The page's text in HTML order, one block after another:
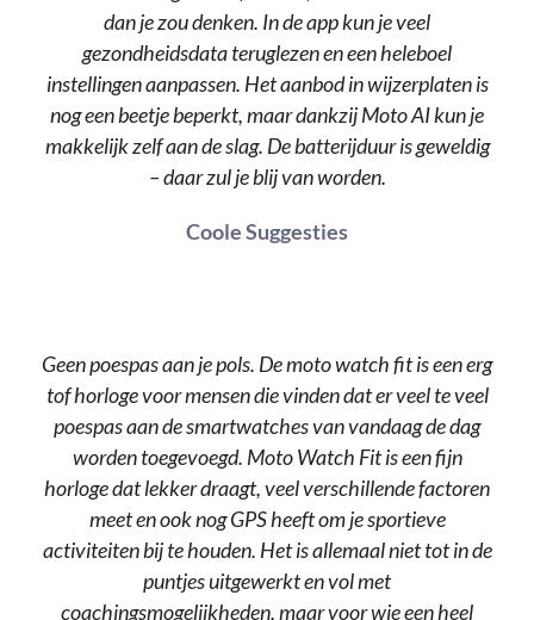
dan je zou denken. In de app kun je veel
gezondheidsdata teruglezen en een heleboel
instellingen aanpassen. Het aanbod in wijzerplaten is
nog een beetje beperkt, maar dankzij Moto AI kun je
makkelijk zelf aan de slag. De batterijduur is geweldig
– daar zul je blij van worden.
Coole Suggesties
Geen poespas aan je pols. De moto watch fit is een erg
tof horloge voor mensen die vinden dat er veel te veel
poespas aan de smartwatches van vandaag de dag
worden toegevoegd. Moto Watch Fit is een fijn
horloge dat lekker draagt, veel verschillende factoren
meet en ook nog GPS heeft om je sportieve
activiteiten bij te houden. Het is allemaal niet tot in de
puntjes uitgewerkt en vol met
coachingsmogelijkheden, maar voor wie een heel